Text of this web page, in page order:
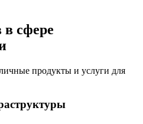
в сфере
продукты и услуги для